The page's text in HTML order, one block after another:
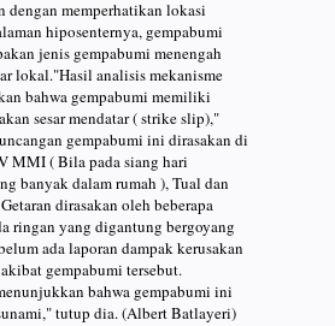
dengan memperhatikan lokasi
hiposenternya, gempabumi
jenis gempabumi menengah
lokal."Hasil analisis mekanisme
bahwa gempabumi memiliki
sesar mendatar ( strike slip),"
gempabumi ini dirasakan di
MMI ( Bila pada siang hari
banyak dalam rumah ), Tual dan
dirasakan oleh beberapa
ringan yang digantung bergoyang
ada laporan dampak kerusakan
gempabumi tersebut.
bahwa gempabumi ini
tutup dia. (Albert Batlayeri)